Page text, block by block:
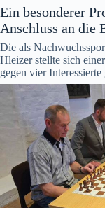
Ein besonderer
Anschluss an die
Die als
Hleizer stellte sich
gegen vier